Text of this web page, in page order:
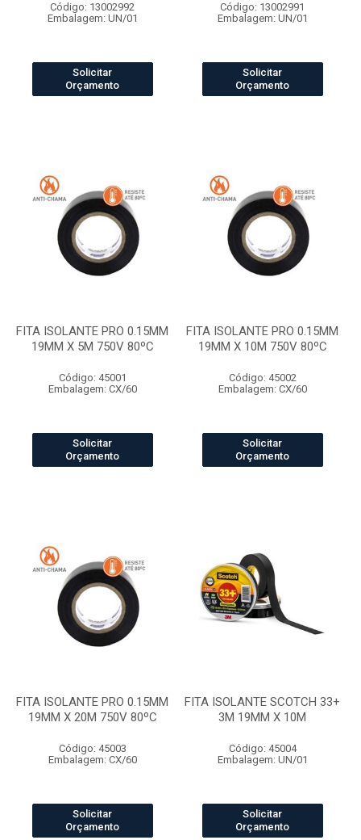
Código: 13002992
Embalagem: UN/01
Solicitar
Orçamento
Código: 13002991
Embalagem: UN/01
Solicitar
Orçamento
FITA ISOLANTE PRO 0.15MM
19MM X 5M 750V 80ºC
Código: 45001
Embalagem: CX/60
Solicitar
Orçamento
FITA ISOLANTE PRO 0.15MM
19MM X 10M 750V 80ºC
Código: 45002
Embalagem: CX/60
Solicitar
Orçamento
FITA ISOLANTE PRO 0.15MM
19MM X 20M 750V 80ºC
Código: 45003
Embalagem: CX/60
Solicitar
Orçamento
FITA ISOLANTE SCOTCH 33+
3M 19MM X 10M
Código: 45004
Embalagem: UN/01
Solicitar
Orçamento